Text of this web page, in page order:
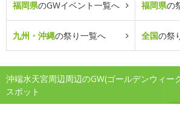
福岡県のGWイベント一覧へ 福岡県の
九州・沖縄の祭り一覧へ 全国の祭
沖端水天宮周辺周辺のGW(ゴールデンウィー
スポット